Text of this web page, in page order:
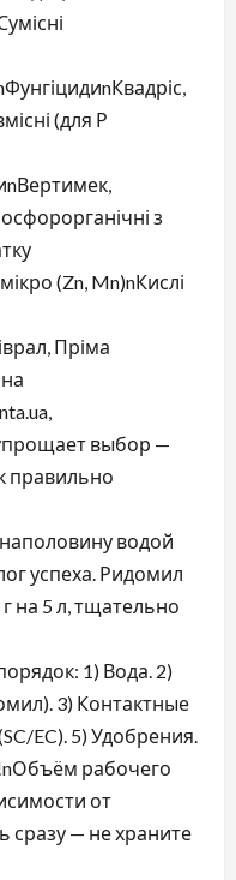
(для Р
з
(Zn, Mn)nКислі
Пріма
выбор —
правильно
водой
успеха. Ридомил
на 5 л, тщательно
1) Вода. 2)
3) Контактные
EC). 5) Удобрения.
рабочего
от
сразу — не храните